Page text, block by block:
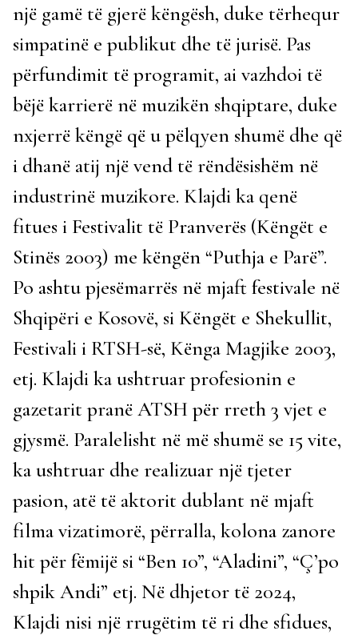
një gamë të gjerë këngësh, duke tërhequr
simpatinë e publikut dhe të jurisë. Pas
përfundimit të programit, ai vazhdoi të
bëjë karrierë në muzikën shqiptare, duke
nxjerrë këngë që u pëlqyen shumë dhe që
i dhanë atij një vend të rëndësishëm në
industrinë muzikore. Klajdi ka qenë
fitues i Festivalit të Pranverës (Këngët e
Stinës 2003) me këngën “Puthja e Parë”.
Po ashtu pjesëmarrës në mjaft festivale në
Shqipëri e Kosovë, si Këngët e Shekullit,
Festivali i RTSH-së, Kënga Magjike 2003,
etj. Klajdi ka ushtruar profesionin e
gazetarit pranë ATSH për rreth 3 vjet e
gjysmë. Paralelisht në më shumë se 15 vite,
ka ushtruar dhe realizuar një tjeter
pasion, atë të aktorit dublant në mjaft
filma vizatimorë, përralla, kolona zanore
hit për fëmijë si “Ben 10”, “Aladini”, “Ç’po
shpik Andi” etj. Në dhjetor të 2024,
Klajdi nisi një rrugëtim të ri dhe sfidues,